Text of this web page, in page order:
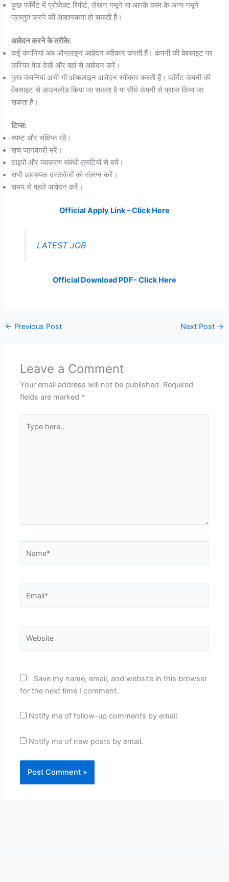
कुछ फॉर्मेट में प्रोजेक्ट रिपोर्ट, लेखन नमूने या आपके काम के अन्य नमूने
प्रस्तुत करने की आवश्यकता हो सकती है।
आवेदन करने के तरीके:
कई कंपनियां अब ऑनलाइन आवेदन स्वीकार करती हैं। कंपनी की वेबसाइट पर
करियर पेज देखें और वहां से आवेदन करें।
कुछ कंपनियां अभी भी ऑफलाइन आवेदन स्वीकार करती हैं। फॉर्मेट कंपनी की
वेबसाइट से डाउनलोड किया जा सकता है या सीधे कंपनी से प्राप्त किया जा
सकता है।
टिप्स:
स्पष्ट और संक्षिप्त रहें।
सच जानकारी भरें।
टाइपो और व्याकरण संबंधी त्रुटियों से बचें।
सभी आवश्यक दस्तावेजों को संलग्न करें।
समय से पहले आवेदन करें।
Official Apply Link – Click Here
LATEST JOB
Official Download PDF- Click Here
← Previous Post Next Post →
Leave a Comment
Your email address will not be published. Required
fields are marked *
here..
Save my name, email, and website in this browser
for the next time I comment.
Notify me of follow-up comments by email.
Notify me of new posts by email.